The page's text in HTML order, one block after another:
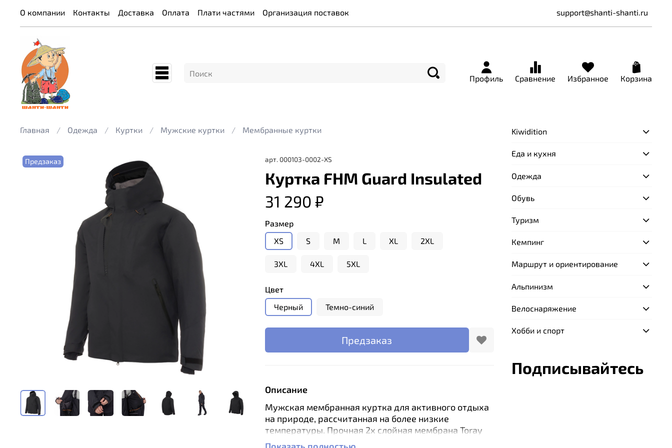
О компании Контакты Доставка Оплата Плати частями Организация поставок support@shanti-shanti.ru
Профиль Сравнение Избранное Корзина
Главная Одежда Куртки Мужские куртки Мембранные куртки
Предзаказ арт. 000103-0002-XS
Куртка FHM Guard Insulated
31 290 ₽
Размер
XS
S M L XL 2XL
3XL 4XL 5XL
Цвет
Черный
Темно-синий
Предзаказ
Описание
Мужская мембранная куртка для активного отдыха
на природе, рассчитанная на более низкие
температуры. Прочная 2х слойная мембрана Toray
Dermizax защищает от ветра и влаги. Куртка Guard
Kiwidition
Еда и кухня
Одежда
Обувь
Туризм
Кемпинг
Маршрут и ориентирование
Альпинизм
Велоснаряжение
Хобби и спорт
Подписывайтесь